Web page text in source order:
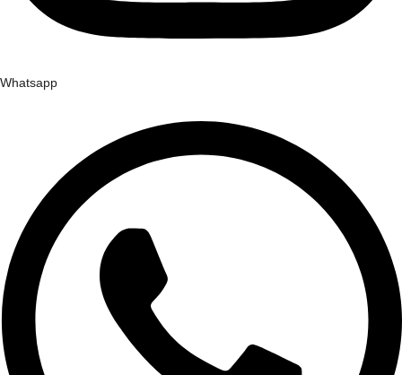
Whatsapp